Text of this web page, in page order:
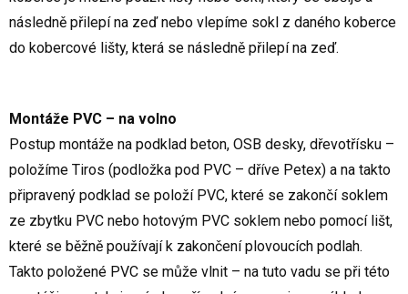
následně přilepí na zeď nebo vlepíme sokl z daného koberce
do kobercové lišty, která se následně přilepí na zeď.
Montáže PVC – na volno
Postup montáže na podklad beton, OSB desky, dřevotřísku –
položíme Tiros (podložka pod PVC – dříve Petex) a na takto
připravený podklad se položí PVC, které se zakončí soklem
ze zbytku PVC nebo hotovým PVC soklem nebo pomocí lišt,
které se běžně používají k zakončení plovoucích podlah.
Takto položené PVC se může vlnit – na tuto vadu se při této